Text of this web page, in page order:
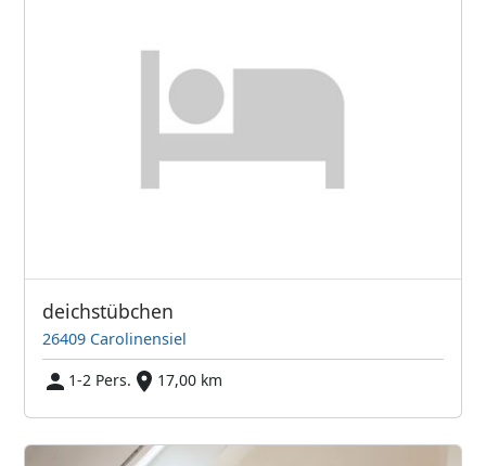
deichstübchen
26409 Carolinensiel
1-2 Pers.
17,00 km